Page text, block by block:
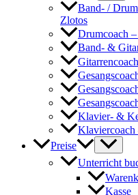
Band- /
Zlotos
Drumcoach
Band- &
Klavier- &
Klaviercoach
Preise
Unterricht
Kasse